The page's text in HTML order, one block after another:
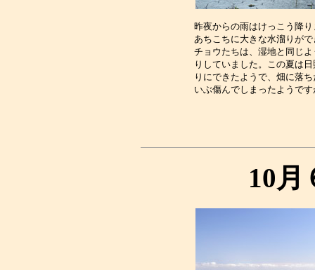
昨夜からの雨はけっこう降
あちこちに大きな水溜りが
チョウたちは、湿地と同じ
りしていました。この夏は
りにできたようで、畑に落
10月